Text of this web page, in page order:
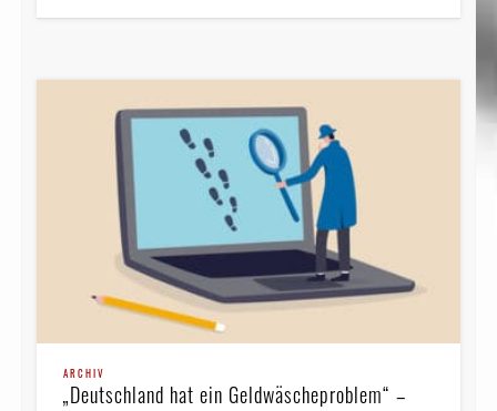
ARCHIV
„Deutschland hat ein Geldwäscheproblem“ –